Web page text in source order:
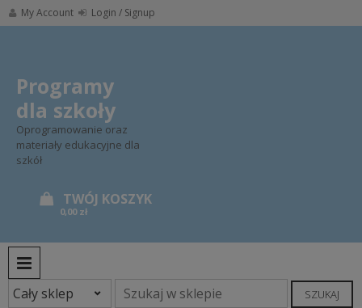
Skip
to
My Account Login / Signup
Programy
dla szkoły
Oprogramowanie oraz
materiały edukacyjne dla
szkół
0,00 zł
SZUKAJ